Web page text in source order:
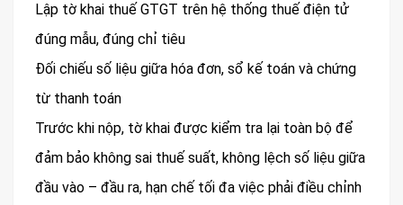
Lập tờ khai thuế GTGT trên hệ thống thuế điện tử
đúng mẫu, đúng chỉ tiêu
Đối chiếu số liệu giữa hóa đơn, sổ kế toán và chứng
từ thanh toán
Trước khi nộp, tờ khai được kiểm tra lại toàn bộ để
đảm bảo không sai thuế suất, không lệch số liệu giữa
đầu vào – đầu ra, hạn chế tối đa việc phải điều chỉnh